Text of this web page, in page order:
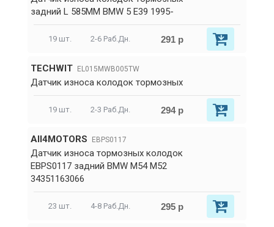
задний L 585MM BMW 5 E39 1995-
19 шт. 2-6 Раб.Дн. 291 р
TECHWIT EL015MWB005TW
Датчик износа колодок тормозных
19 шт. 2-3 Раб.Дн. 294 р
All4MOTORS EBPS0117
Датчик износа тормозных колодок
EBPS0117 задний BMW M54 M52
34351163066
23 шт. 4-8 Раб.Дн. 295 р